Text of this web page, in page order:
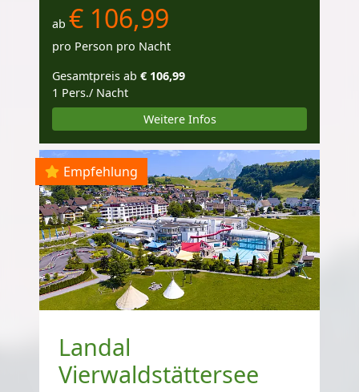
ab € 106,99
pro Person pro Nacht
Gesamtpreis ab € 106,99
1 Pers./ Nacht
Weitere Infos
Empfehlung
Landal
Vierwaldstättersee